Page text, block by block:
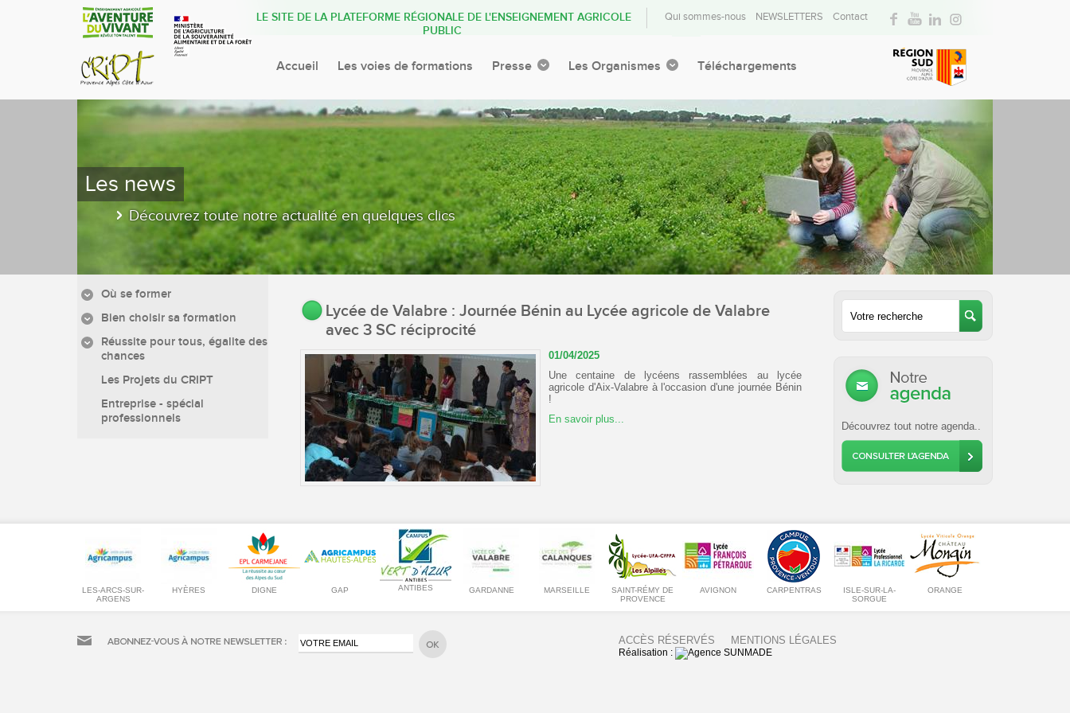
LE SITE DE LA PLATEFORME RÉGIONALE DE L'ENSEIGNEMENT AGRICOLE
PUBLIC
Qui sommes-nous NEWSLETTERS Contact
Accueil Les voies de formations Presse Les Organismes Téléchargements
Les news
Découvrez toute notre actualité en quelques clics
Où se former
Bien choisir sa formation
Réussite pour tous, égalite des
chances
Les Projets du CRIPT
Entreprise - spécial
professionnels
Lycée de Valabre : Journée Bénin au Lycée agricole de Valabre
avec 3 SC réciprocité
01/04/2025
Une centaine de lycéens rassemblées au lycée
agricole d'Aix-Valabre à l'occasion d'une journée Bénin
!
En savoir plus...
Découvrez tout notre agenda..
LES-ARCS-SUR-
ARGENS
HYÈRES DIGNE GAP ANTIBES GARDANNE MARSEILLE
SAINT-RÉMY DE
PROVENCE
AVIGNON CARPENTRAS
ISLE-SUR-LA-
SORGUE
ORANGE
ACCÈS RÉSERVÉS MENTIONS LÉGALES
Réalisation :